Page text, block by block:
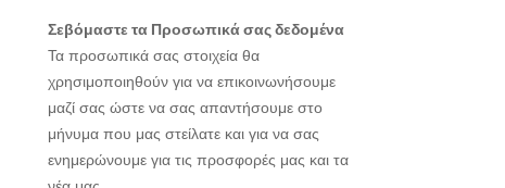
Σεβόμαστε τα Προσωπικά σας δεδομένα
Τα προσωπικά σας στοιχεία θα
χρησιμοποιηθούν για να επικοινωνήσουμε
μαζί σας ώστε να σας απαντήσουμε στο
μήνυμα που μας στείλατε και για να σας
ενημερώνουμε για τις προσφορές μας και τα